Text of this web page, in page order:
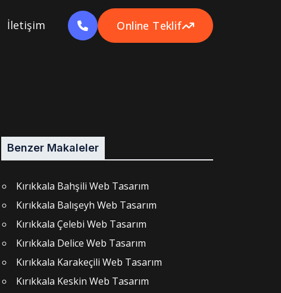
İletişim Online Teklif
Benzer Makaleler
Kırıkkala Bahşili Web Tasarım
Kırıkkala Balışeyh Web Tasarım
Kırıkkala Çelebi Web Tasarım
Kırıkkala Delice Web Tasarım
Kırıkkala Karakeçili Web Tasarım
Kırıkkala Keskin Web Tasarım